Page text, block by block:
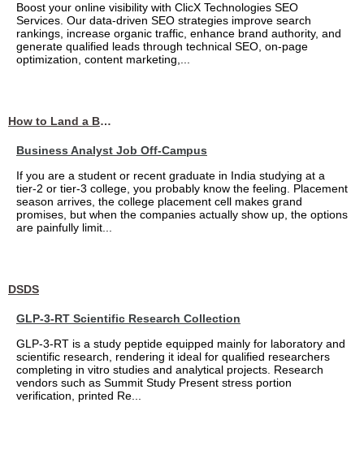
Boost your online visibility with ClicX Technologies SEO
Services. Our data-driven SEO strategies improve search
rankings, increase organic traffic, enhance brand authority, and
generate qualified leads through technical SEO, on-page
optimization, content marketing,...
How to Land a Business Analyst Job Off-Campus When Your College Has Zero Tech Connections
Business Analyst Job Off-Campus
If you are a student or recent graduate in India studying at a
tier-2 or tier-3 college, you probably know the feeling. Placement
season arrives, the college placement cell makes grand
promises, but when the companies actually show up, the options
are painfully limit...
DSDS
GLP-3-RT Scientific Research Collection
GLP-3-RT is a study peptide equipped mainly for laboratory and
scientific research, rendering it ideal for qualified researchers
completing in vitro studies and analytical projects. Research
vendors such as Summit Study Present stress portion
verification, printed Re...